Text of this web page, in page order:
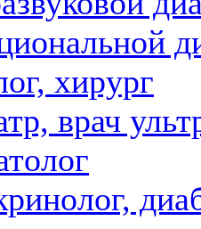
хирург
врач